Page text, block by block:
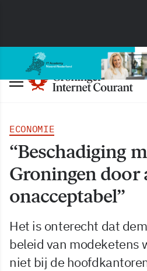
ECONOMIE
“Beschadiging
Groningen door
onacceptabel”
Het is onterecht dat
beleid van modeketens
niet bij de